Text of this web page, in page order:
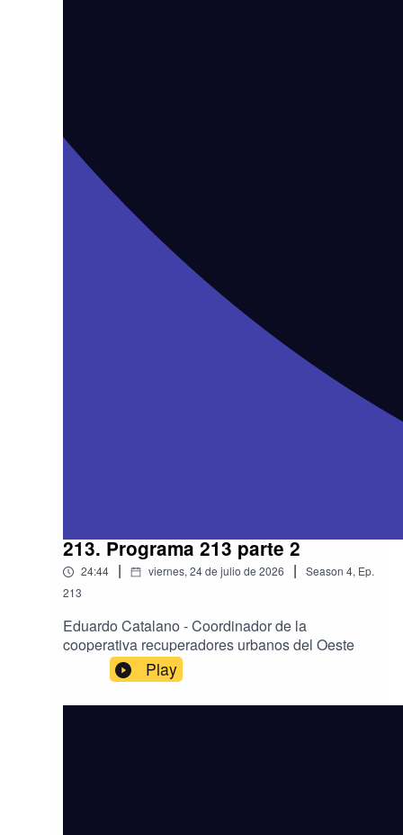
213. Programa 213 parte 2
24:44 | viernes, 24 de julio de 2026 | Season 4, Ep.
213
Eduardo Catalano - Coordinador de la
cooperativa recuperadores urbanos del Oeste
Play